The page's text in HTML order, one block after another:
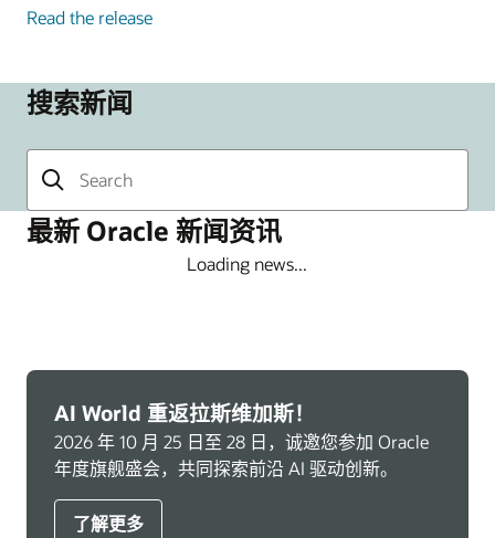
Read the release
搜索新闻
最新 Oracle 新闻资讯
Loading news...
AI World 重返拉斯维加斯！
2026 年 10 月 25 日至 28 日，诚邀您参加 Oracle
年度旗舰盛会，共同探索前沿 AI 驱动创新。
了解更多